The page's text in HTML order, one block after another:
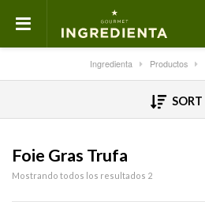
Ingredienta Productos
SORT
Foie Gras Trufa
Mostrando todos los resultados 2